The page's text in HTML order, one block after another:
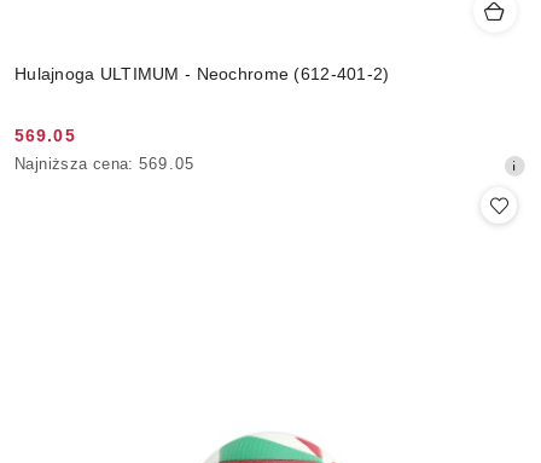
Hulajnoga ULTIMUM - Neochrome (612-401-2)
Cena
promocyjna:
569.05
Najniższa
Najniższa cena: 569.05